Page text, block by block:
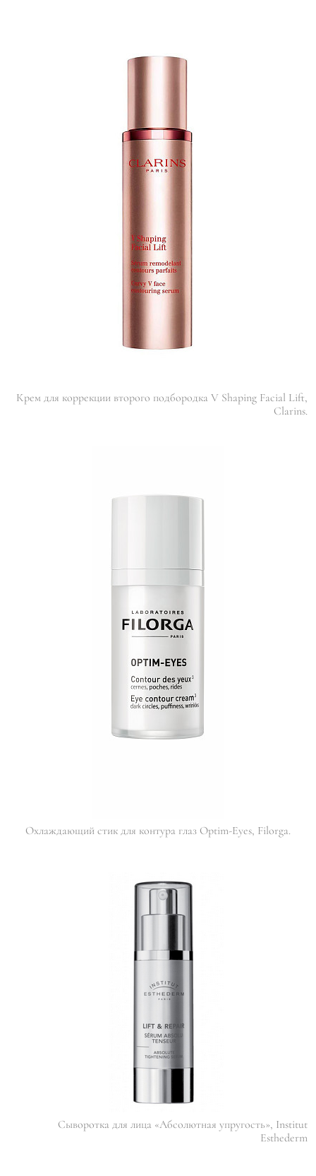
Крем для коррекции второго подбородка V Shaping Facial Lift,
Clarins.
Охлаждающий стик для контура глаз Optim-Eyes, Filorga.
Сыворотка для лица «Абсолютная упругость», Institut
Esthederm